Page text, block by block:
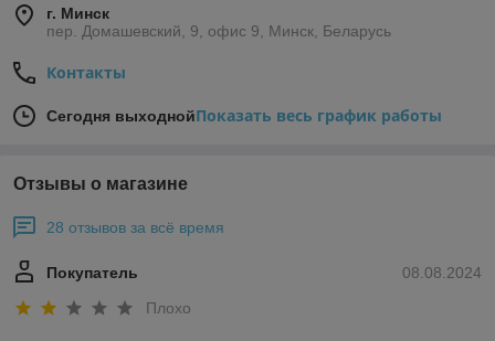
г. Минск
пер. Домашевский, 9, офис 9, Минск, Беларусь
Контакты
Сегодня выходнойПоказать весь график работы
Отзывы о магазине
28 отзывов за всё время
08.08.2024
Покупатель
Плохо